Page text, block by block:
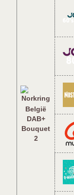
België
DAB+
Bouquet
2